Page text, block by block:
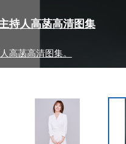
菡高清图集
图集。